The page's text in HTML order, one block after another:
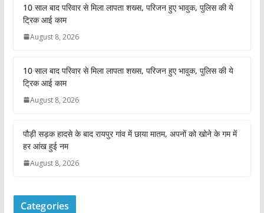
10 साल बाद परिवार से मिला लापता शख्स, परिजन हुए भावुक, पुलिस की ये
ट्रिक आई काम
August 8, 2026
10 साल बाद परिवार से मिला लापता शख्स, परिजन हुए भावुक, पुलिस की ये
ट्रिक आई काम
August 8, 2026
पौड़ी सड़क हादसे के बाद रायपुर गांव में छाया मातम, अपनों को खोने के गम में
हर आंख हुई नम
August 8, 2026
Categories